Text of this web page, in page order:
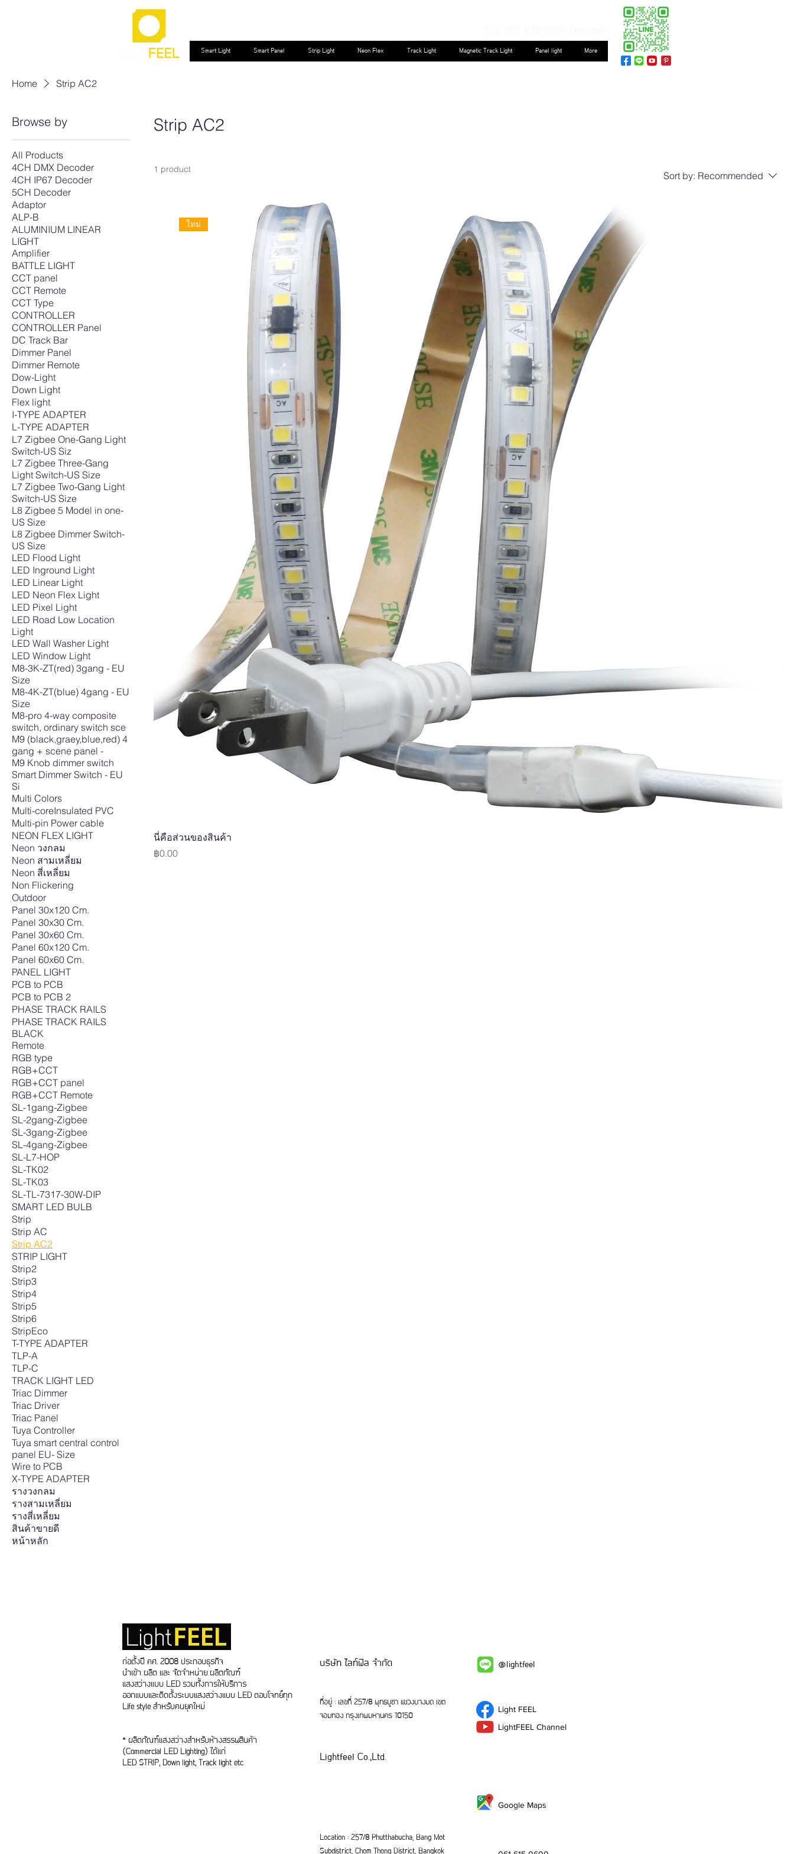
Smart Light Smart Panel Strip Light Neon Flex Track Light Magnetic Track Light Panel light More
Home Strip AC2
Browse by
All Products
4CH DMX Decoder
4CH IP67 Decoder
5CH Decoder
Adaptor
ALP-B
ALUMINIUM LINEAR
LIGHT
Amplifier
BATTLE LIGHT
CCT panel
CCT Remote
CCT Type
CONTROLLER
CONTROLLER Panel
DC Track Bar
Dimmer Panel
Dimmer Remote
Dow-Light
Down Light
Flex light
I-TYPE ADAPTER
L-TYPE ADAPTER
L7 Zigbee One-Gang Light
Switch-US Siz
L7 Zigbee Three-Gang
Light Switch-US Size
L7 Zigbee Two-Gang Light
Switch-US Size
L8 Zigbee 5 Model in one-
US Size
L8 Zigbee Dimmer Switch-
US Size
LED Flood Light
LED Inground Light
LED Linear Light
LED Neon Flex Light
LED Pixel Light
LED Road Low Location
Light
LED Wall Washer Light
LED Window Light
M8-3K-ZT(red) 3gang - EU
Size
M8-4K-ZT(blue) 4gang - EU
Size
M8-pro 4-way composite
switch, ordinary switch sce
M9 (black,graey,blue,red) 4
gang + scene panel -
M9 Knob dimmer switch
Smart Dimmer Switch - EU
Si
Multi Colors
Multi-coreInsulated PVC
Multi-pin Power cable
NEON FLEX LIGHT
Neon วงกลม
Neon สามเหลี่ยม
Neon สี่เหลี่ยม
Non Flickering
Outdoor
Panel 30x120 Cm.
Panel 30x30 Cm.
Panel 30x60 Cm.
Panel 60x120 Cm.
Panel 60x60 Cm.
PANEL LIGHT
PCB to PCB
PCB to PCB 2
PHASE TRACK RAILS
PHASE TRACK RAILS
BLACK
Remote
RGB type
RGB+CCT
RGB+CCT panel
RGB+CCT Remote
SL-1gang-Zigbee
SL-2gang-Zigbee
SL-3gang-Zigbee
SL-4gang-Zigbee
SL-L7-HOP
SL-TK02
SL-TK03
SL-TL-7317-30W-DIP
SMART LED BULB
Strip
Strip AC
Strip AC2
STRIP LIGHT
Strip2
Strip3
Strip4
Strip5
Strip6
StripEco
T-TYPE ADAPTER
TLP-A
TLP-C
TRACK LIGHT LED
Triac Dimmer
Triac Driver
Triac Panel
Tuya Controller
Tuya smart central control
panel EU- Size
Wire to PCB
X-TYPE ADAPTER
รางวงกลม
รางสามเหลี่ยม
รางสี่เหลี่ยม
สินค้าขายดี
หน้าหลัก
Strip AC2
1 product
Sort by: Recommended
ใหม่
นี่คือส่วนของสินค้า
Price
฿0.00
ก่อตั้งปี คศ. 2008 ประกอบธุรกิจ
นำเข้า ผลิต และ จัดจำหน่าย ผลิตภัณฑ์
แสงสว่างแบบ LED รวมทั้งการให้บริการ
ออกแบบและติดตั้งระบบแสงสว่างแบบ LED ตอบโจทย์ทุก
Life style สำหรับคนยุคใหม่
* ผลิตภัณฑ์แสงสว่างสำหรับห้างสรรพสินค้า
(Commercial LED Lighting) ได้แก่
LED STRIP, Down light, Track light etc
บริษัท ไลท์ฟิล จำกัด
ที่อยู่ : เลขที่ 257/8 พุทธบูชา แขวงบางมด เขต
จอมทอง กรุงเทพมหานคร 10150
@lightfeel
Light FEEL
Lightfeel Co.,Ltd.
Google Maps
Location : 257/8 Phutthabucha, Bang Mot
Subdistrict, Chom Thong District, Bangkok
LightFEEL Channel